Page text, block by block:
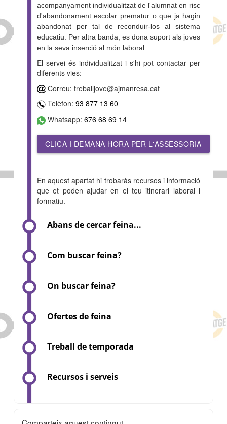
acompanyament individualitzat de l'alumnat en risc
d'abandonament escolar prematur o que ja hagin
abandonat per tal de reconduir-los al sistema
educatiu. Per altra banda, es dona suport als joves
en la seva inserció al món laboral.
El servei és individualitzat i s'hi pot contactar per
diferents vies:
Correu: treballjove@ajmanresa.cat
Telèfon: 93 877 13 60
Whatsapp: 676 68 69 14
CLICA I DEMANA HORA PER L'ASSESSORIA
En aquest apartat hi trobaràs recursos i informació
que et poden ajudar en el teu itinerari laboral i
formatiu.
Abans de cercar feina...
Com buscar feina?
On buscar feina?
Ofertes de feina
Treball de temporada
Recursos i serveis